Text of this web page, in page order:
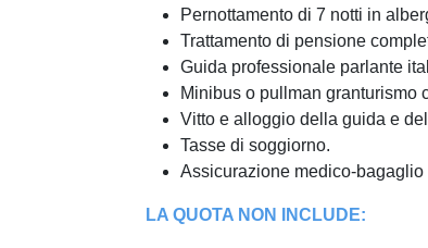
Pernottamento di 7 notti in
Trattamento di pensione
Guida professionale parlante
Minibus o pullman granturismo
Vitto e alloggio della guida e
Tasse di soggiorno.
Assicurazione medico-bagaglio
LA QUOTA NON INCLUDE: